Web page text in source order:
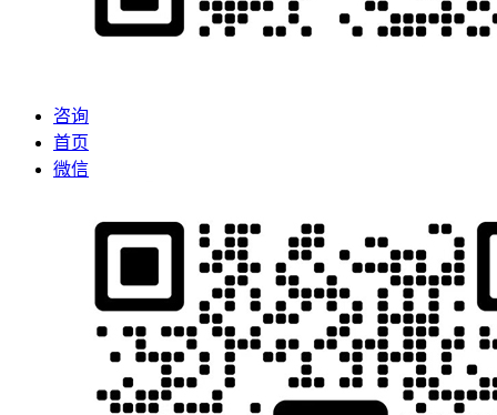
咨询
首页
微信